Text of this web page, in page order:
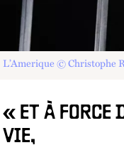
L’Amerique © Christophe
« ET À FORCE
VIE,